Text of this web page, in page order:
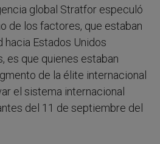
global Stratfor especuló
de los factores, que estaban
hacia Estados Unidos
es que quienes estaban
de la élite internacional
el sistema internacional
del 11 de septiembre del